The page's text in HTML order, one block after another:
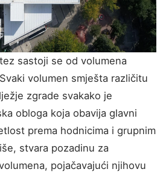
sastoji se od volumena
volumen smješta različitu
zgrade svakako je
obloga koja obavija glavni
prema hodnicima i grupnim
stvara pozadinu za
pojačavajući njihovu